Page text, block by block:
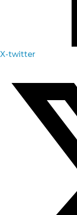
X-twitter